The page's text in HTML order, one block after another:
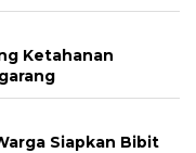
Ketahanan
Siapkan Bibit